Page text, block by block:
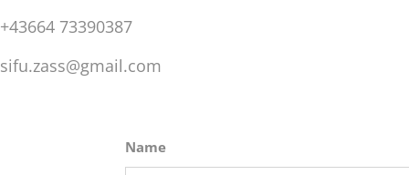
+43664 73390387
sifu.zass@gmail.com
Name